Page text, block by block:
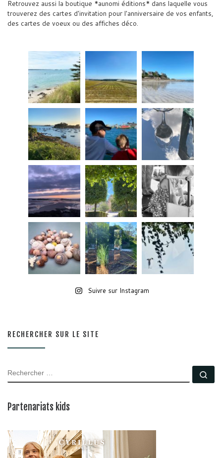
Retrouvez aussi la boutique *aunomi éditions* dans laquelle vous
trouverez des cartes d'invitation pour l'anniversaire de vos enfants,
des cartes de voeux ou des affiches déco.
Suivre sur Instagram
RECHERCHER SUR LE SITE
RECHERCHER
Partenariats kids